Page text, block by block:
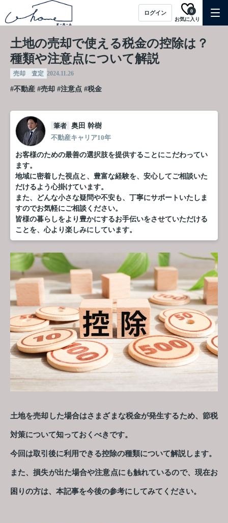
ログイン
お気に入り
0
土地の売却で使える税金の控除は？
種類や注意点について解説
売却 査定 2024.11.26
#不動産 #売却 #注意点 #税金
筆者 奥田 幹樹
不動産キャリア10年
お客様のための最善の選択肢を提供することにこだわってい
ます。
地域に密着した視点と、豊富な経験を、安心してご相談いた
だけるよう心掛けています。
また、どんな小さな疑問や不安も、丁寧にサポートいたしま
すのでお気軽にご相談ください。
皆様の暮らしをより豊かにするお手伝いをさせていただける
ことを、心より楽しみにしています。
土地を売却した場合はさまざまな税金が発生するため、節税
対策について知っておくべきです。
今回は取引後に利用できる控除の種類について解説します。
また、損失が出た場合や注意点にも触れているので、現在お
困りの方は、本記事を今後の参考にしてみてください。